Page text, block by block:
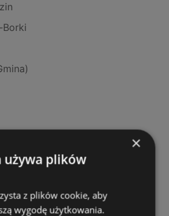
Borki
×
używa plików
z plików cookie, aby
wygodę użytkowania.